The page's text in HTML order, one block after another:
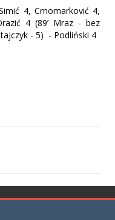
4, Crnomarković 4,
4 (89’ Mraz - bez
- 5) - Podliński 4